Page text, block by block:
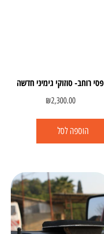
פסי רוחב- סוזוקי גימיני חדשה
₪2,300.00
הוספה לסל